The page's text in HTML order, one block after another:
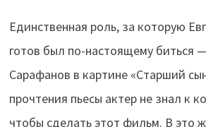
Единственная роль, за которую
готов был по-настоящему биться
Сарафанов в картине «Старший
прочтения пьесы актер не знал к
чтобы сделать этот фильм. В это